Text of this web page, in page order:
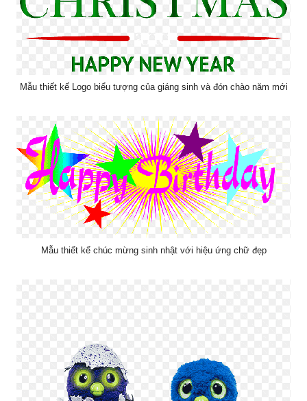
Mẫu thiết kế Logo biểu tượng của giáng sinh và đón chào năm mới
Mẫu thiết kế chúc mừng sinh nhật với hiệu ứng chữ đẹp